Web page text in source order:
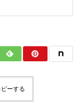
ウェルター級王者
トレーニング依頼は
ーする